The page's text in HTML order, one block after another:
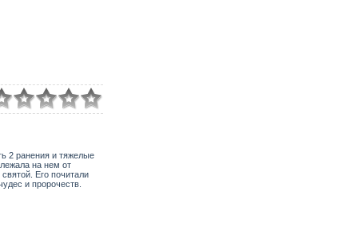
2 ранения и тяжелые
лежала на нем от
Его почитали
и пророчеств.